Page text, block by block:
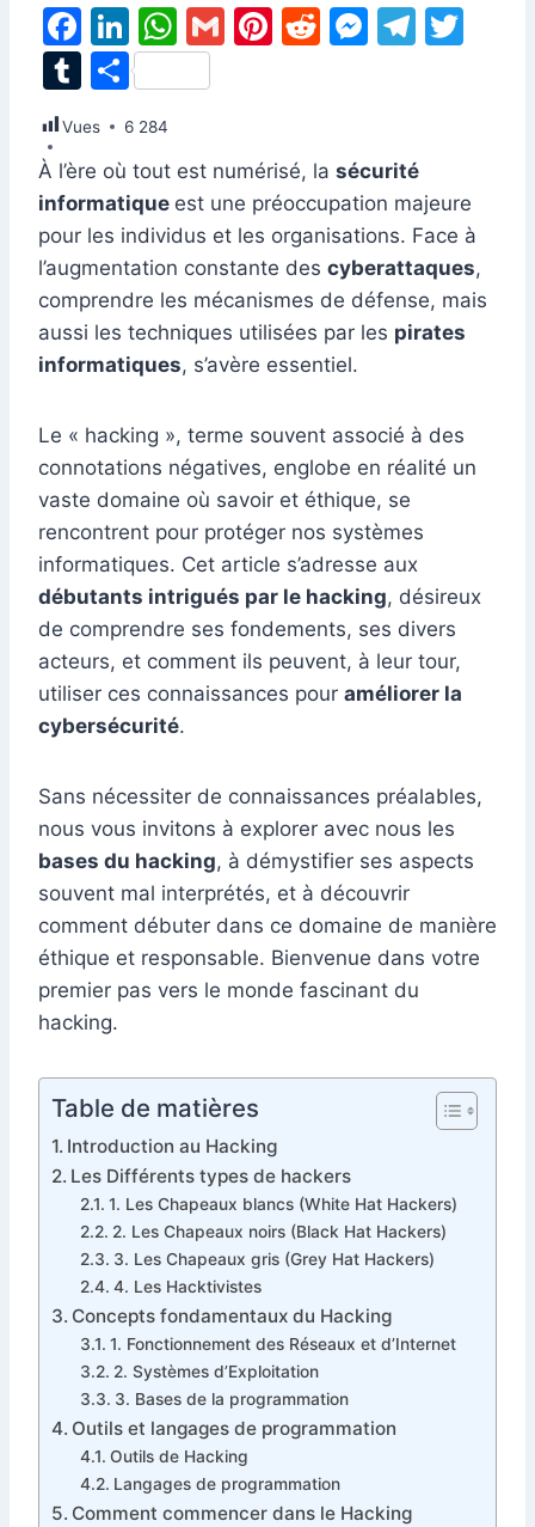
F
a
c
e
b
o
o
k
Li
n
k
e
dI
n
W
h
at
A
p
p
G
Pi
st
R
t
M
e
n
g
er
T
a
m
T
m
bl
r
P
ar
ta
g
er
Vues 6 284
À l’ère où tout est numérisé, la sécurité
informatique est une préoccupation majeure
pour les individus et les organisations. Face à
l’augmentation constante des cyberattaques,
comprendre les mécanismes de défense, mais
aussi les techniques utilisées par les pirates
informatiques, s’avère essentiel.
Le « hacking », terme souvent associé à des
connotations négatives, englobe en réalité un
vaste domaine où savoir et éthique, se
rencontrent pour protéger nos systèmes
informatiques. Cet article s’adresse aux
débutants intrigués par le hacking, désireux
de comprendre ses fondements, ses divers
acteurs, et comment ils peuvent, à leur tour,
utiliser ces connaissances pour améliorer la
cybersécurité.
Sans nécessiter de connaissances préalables,
nous vous invitons à explorer avec nous les
bases du hacking, à démystifier ses aspects
souvent mal interprétés, et à découvrir
comment débuter dans ce domaine de manière
éthique et responsable. Bienvenue dans votre
premier pas vers le monde fascinant du
hacking.
Table de matières
Introduction au Hacking
Les Différents types de hackers
1. Les Chapeaux blancs (White Hat Hackers)
2. Les Chapeaux noirs (Black Hat Hackers)
3. Les Chapeaux gris (Grey Hat Hackers)
4. Les Hacktivistes
Concepts fondamentaux du Hacking
1. Fonctionnement des Réseaux et d’Internet
2. Systèmes d’Exploitation
3. Bases de la programmation
Outils et langages de programmation
Outils de Hacking
Langages de programmation
Comment commencer dans le Hacking